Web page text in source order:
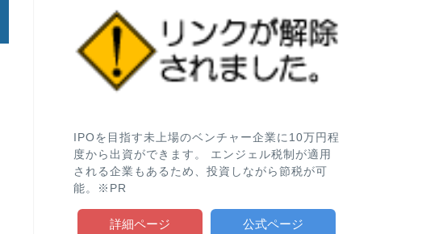
IPOを目指す未上場のベンチャー企業に10万円程
度から出資ができます。 エンジェル税制が適用
される企業もあるため、投資しながら節税が可
能。※PR
詳細ページ 公式ページ